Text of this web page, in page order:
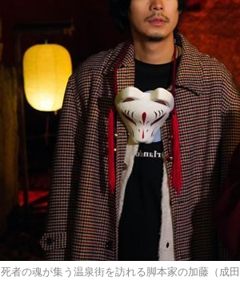
死者の魂が集う温泉街を訪れる脚本家の加藤（成